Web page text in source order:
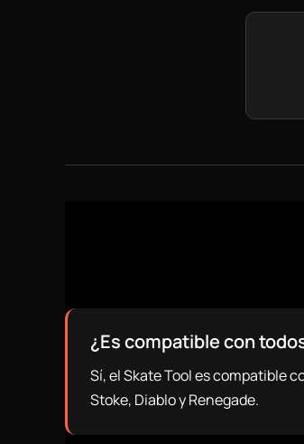
¿Es compatible con
Sí, el Skate Tool es compatible
Stoke, Diablo y Renegade.